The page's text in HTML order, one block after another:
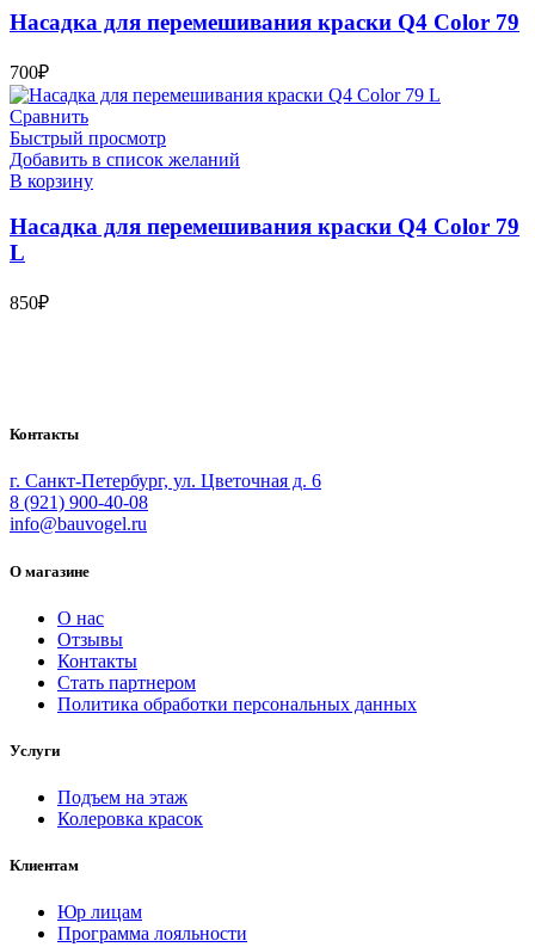
Насадка для перемешивания краски Q4 Color 79
700₽
Сравнить
Быстрый просмотр
Добавить в список желаний
В корзину
Насадка для перемешивания краски Q4 Color 79
L
850₽
Контакты
г. Санкт-Петербург, ул. Цветочная д. 6
8 (921) 900-40-08
info@bauvogel.ru
О магазине
О нас
Отзывы
Контакты
Стать партнером
Политика обработки персональных данных
Услуги
Подъем на этаж
Колеровка красок
Клиентам
Юр лицам
Программа лояльности